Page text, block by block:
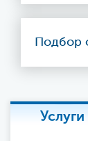
Подбор
Услуги